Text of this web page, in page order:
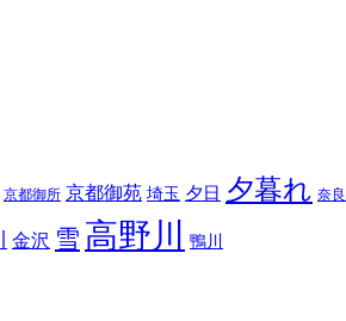
京都御所 京都御苑 埼玉 夕日 夕暮れ 奈良
金沢 雪 高野川 鴨川